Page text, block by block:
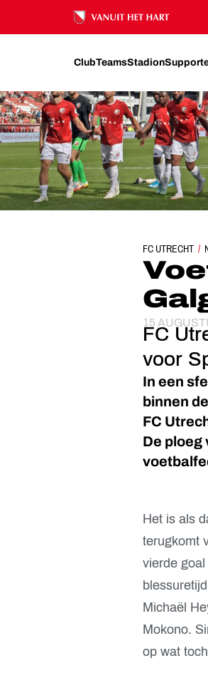
Ons nalatenschap
ClubTeamsStadion
FC UTRECHT
15
FC
voor
In een
binnen
FC
De ploeg
Het is als
terugkomt
vierde
Michaël
Mokono.
op wat